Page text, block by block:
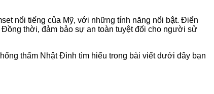
nổi tiếng của Mỹ, với những tính năng nổi bật. Điển
thời, đảm bảo sự an toàn tuyệt đối cho người sử
thấm Nhật Đình tìm hiểu trong bài viết dưới đây bạn